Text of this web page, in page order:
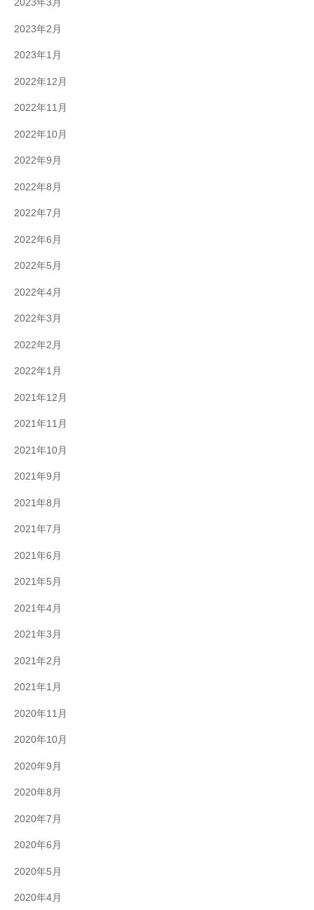
2023年3月
2023年2月
2023年1月
2022年12月
2022年11月
2022年10月
2022年9月
2022年8月
2022年7月
2022年6月
2022年5月
2022年4月
2022年3月
2022年2月
2022年1月
2021年12月
2021年11月
2021年10月
2021年9月
2021年8月
2021年7月
2021年6月
2021年5月
2021年4月
2021年3月
2021年2月
2021年1月
2020年11月
2020年10月
2020年9月
2020年8月
2020年7月
2020年6月
2020年5月
2020年4月